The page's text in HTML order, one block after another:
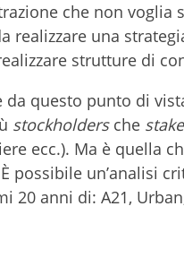
che non
realizzare una
strutture di
da questo punto di
stockholdersche
ecc.). Ma è quella
possibile un’analisi
20 anni di: A21,